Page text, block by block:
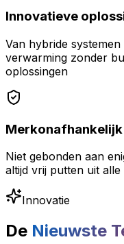
Innovatieve
Van hybride
verwarming zonder
oplossingen
Niet gebonden aan
altijd vrij putten uit
Innovatie
De Nieuwste